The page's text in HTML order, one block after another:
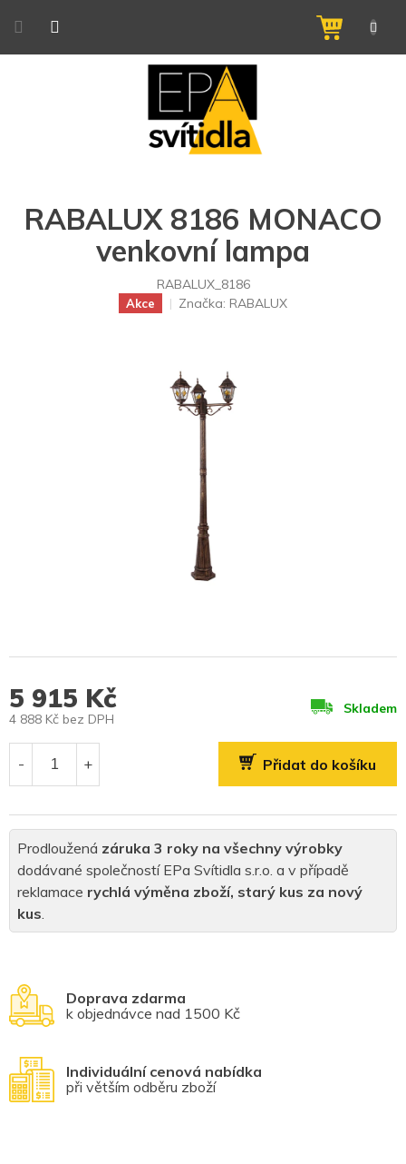
NÁKUPNÍ
KOŠÍK
RABALUX 8186 MONACO
venkovní lampa
RABALUX_8186
Akce Značka: RABALUX
Doprava zdarma
k objednávce nad 1500 Kč
Individuální cenová nabídka
při větším odběru zboží
Prodloužená záruka 3 roky na všechny výrobky
dodávané společností EPa Svítidla s.r.o. a v případě
reklamace rychlá výměna zboží, starý kus za nový
kus.
5 915 Kč
4 888 Kč bez DPH
Skladem
Přidat do košíku